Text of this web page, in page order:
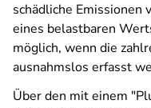
schädliche Emissionen
eines belastbaren
möglich, wenn die
ausnahmslos erfasst
Über den mit einem